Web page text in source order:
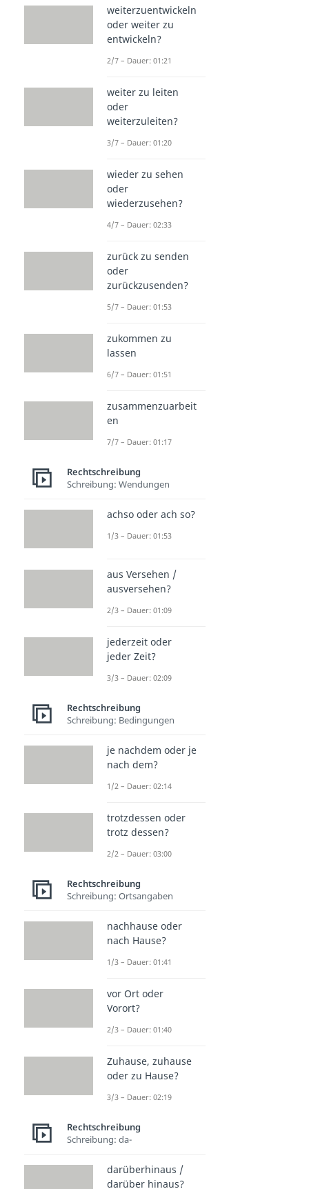
weiterzuentwickeln
oder weiter zu
entwickeln?
2/7 – Dauer: 01:21
weiter zu leiten
oder
weiterzuleiten?
3/7 – Dauer: 01:20
wieder zu sehen
oder
wiederzusehen?
4/7 – Dauer: 02:33
zurück zu senden
oder
zurückzusenden?
5/7 – Dauer: 01:53
zukommen zu
lassen
6/7 – Dauer: 01:51
zusammenzuarbeit
en
7/7 – Dauer: 01:17
Rechtschreibung
Schreibung: Wendungen
achso oder ach so?
1/3 – Dauer: 01:53
aus Versehen /
ausversehen?
2/3 – Dauer: 01:09
jederzeit oder
jeder Zeit?
3/3 – Dauer: 02:09
Rechtschreibung
Schreibung: Bedingungen
je nachdem oder je
nach dem?
1/2 – Dauer: 02:14
trotzdessen oder
trotz dessen?
2/2 – Dauer: 03:00
Rechtschreibung
Schreibung: Ortsangaben
nachhause oder
nach Hause?
1/3 – Dauer: 01:41
vor Ort oder
Vorort?
2/3 – Dauer: 01:40
Zuhause, zuhause
oder zu Hause?
3/3 – Dauer: 02:19
Rechtschreibung
Schreibung: da-
darüberhinaus /
darüber hinaus?